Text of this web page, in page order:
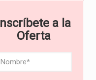
Inscríbete a la
Oferta